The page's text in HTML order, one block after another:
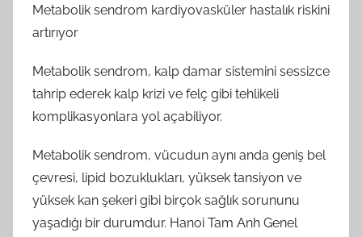
Metabolik sendrom kardiyovasküler hastalık riskini
artırıyor
Metabolik sendrom, kalp damar sistemini sessizce
tahrip ederek kalp krizi ve felç gibi tehlikeli
komplikasyonlara yol açabiliyor.
Metabolik sendrom, vücudun aynı anda geniş bel
çevresi, lipid bozuklukları, yüksek tansiyon ve
yüksek kan şekeri gibi birçok sağlık sorununu
yaşadığı bir durumdur. Hanoi Tam Anh Genel